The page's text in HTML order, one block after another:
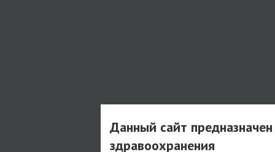
Данный сайт
здравоохранения